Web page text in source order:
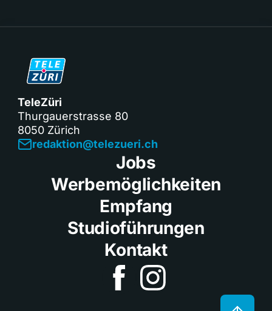
TeleZüri
Thurgauerstrasse 80
8050 Zürich
redaktion@telezueri.ch
Jobs
Werbemöglichkeiten
Empfang
Studioführungen
Kontakt